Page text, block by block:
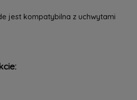
jest kompatybilna z uchwytami